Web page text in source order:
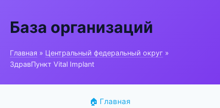
База организаций
Главная » Центральный федеральный округ »
ЗдравПункт Vital Implant
🏠 Главная